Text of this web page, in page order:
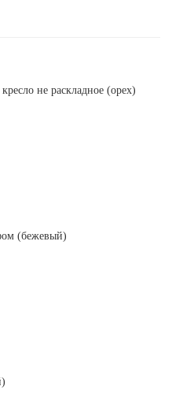
не раскладное (орех)
(бежевый)